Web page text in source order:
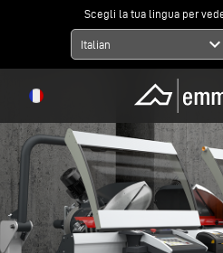
Scegli la tua lingua per
Italian expand_more